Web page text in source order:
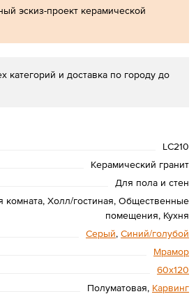
эскиз-проект керамической
категорий и доставка по городу до
LC210
Керамический гранит
Для пола и стен
комната, Холл/гостиная, Общественные
помещения, Кухня
Серый, Синий/голубой
Мрамор
60х120
Полуматовая, Карвинг